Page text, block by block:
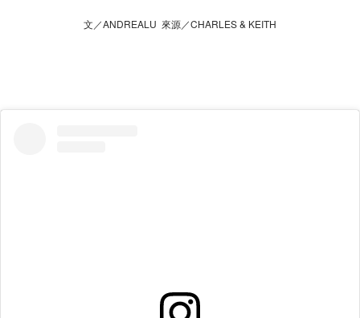
文／ANDREALU 來源／CHARLES & KEITH